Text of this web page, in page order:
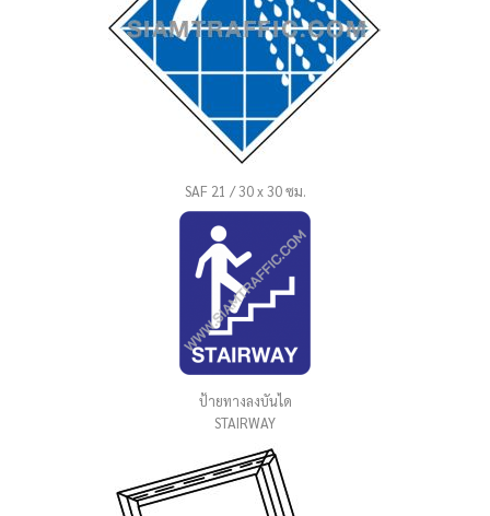
SAF 21 / 30 x 30 ซม.
ป้ายทางลงบันได
STAIRWAY